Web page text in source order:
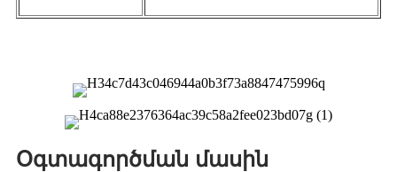
Օգտագործման մասին